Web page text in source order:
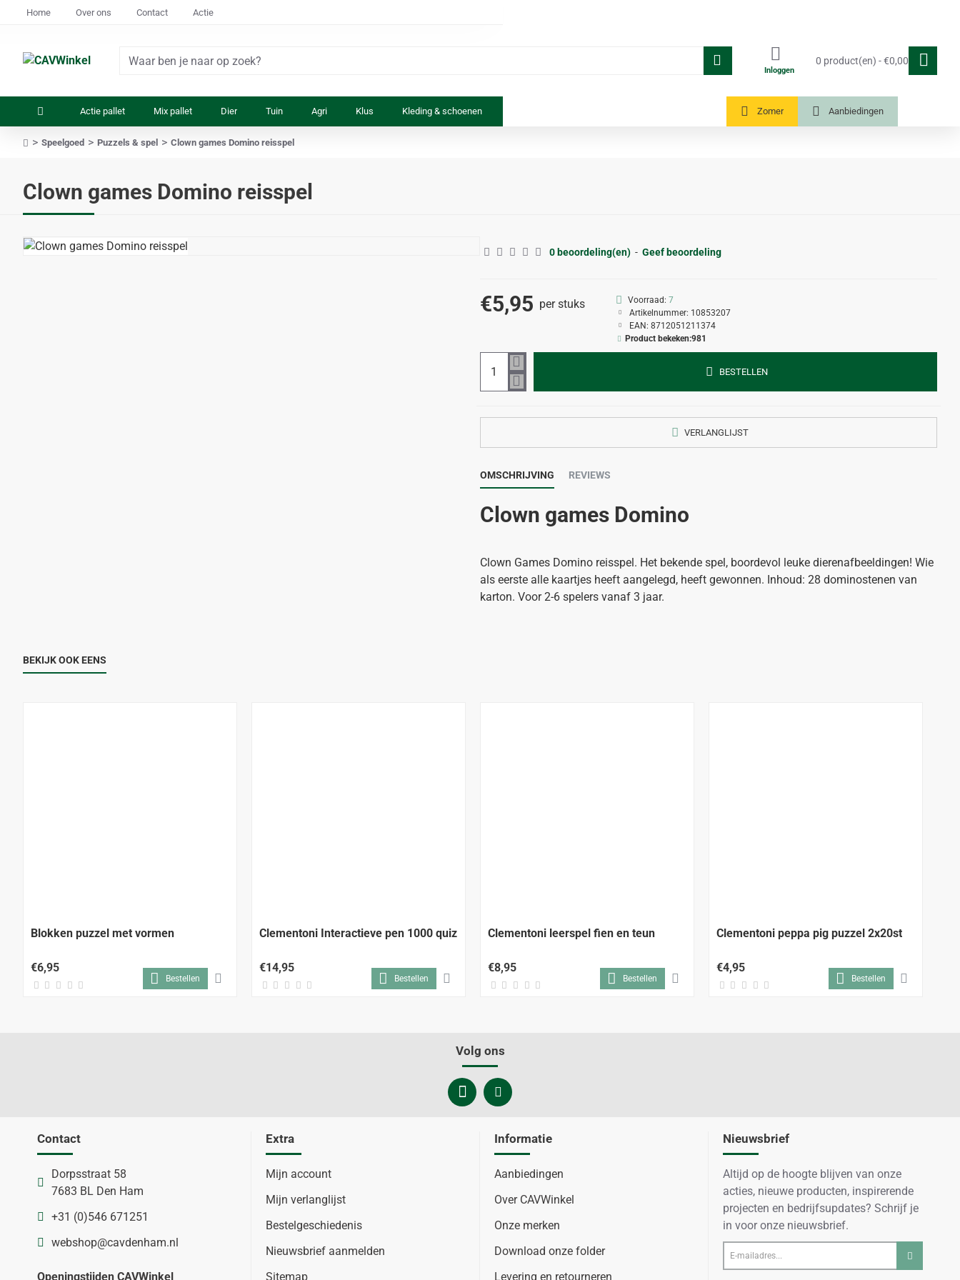
Home Over ons Contact Actie
Waar
op
Inloggen
0 product(en) - €0,00
Actie pallet Mix pallet Dier Tuin Agri Klus Kleding & schoenen Zomer Aanbiedingen
Clown games Domino reisspel
Speelgoed Puzzels & spel Clown games Domino reisspel
0 beoordeling(en) - Geef beoordeling
€5,95 per stuks Voorraad: 7
Artikelnummer: 10853207
EAN: 8712051211374
Product bekeken:981
BESTELLEN
VERLANGLIJST
OMSCHRIJVING REVIEWS
Clown games Domino
Clown Games Domino reisspel. Het bekende spel, boordevol leuke dierenafbeeldingen! Wie
als eerste alle kaartjes heeft aangelegd, heeft gewonnen. Inhoud: 28 dominostenen van
karton. Voor 2-6 spelers vanaf 3 jaar.
BEKIJK OOK EENS
Blokken puzzel met vormen
€6,95
Bestellen
Clementoni Interactieve pen 1000 quiz
€14,95
Bestellen
Clementoni leerspel fien en teun
€8,95
Bestellen
Clementoni peppa pig puzzel 2x20st
€4,95
Bestellen
Volg ons
Contact
Dorpsstraat 58
7683 BL Den Ham
+31 (0)546 671251
webshop@cavdenham.nl
Openingstijden CAVWinkel
Extra
Mijn account
Mijn verlanglijst
Bestelgeschiedenis
Nieuwsbrief aanmelden
Sitemap
Informatie
Aanbiedingen
Over CAVWinkel
Onze merken
Download onze folder
Levering en retourneren
Nieuwsbrief
Altijd op de hoogte blijven van onze
acties, nieuwe producten, inspirerende
projecten en bedrijfsupdates? Schrijf je
in voor onze nieuwsbrief.
E-
mailadres...